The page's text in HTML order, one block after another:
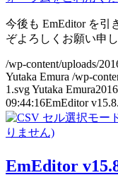
今後も EmEditor を引
ぞよろしくお願い申し
/wp-content/uploads/
Yutaka Emura /wp-
1.svgYutaka Emura
09:44:16EmEditor
EmEditor